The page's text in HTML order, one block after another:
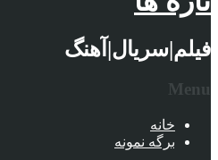
فیلم|سریال|آهنگ
Menu
خانه
برگه نمونه